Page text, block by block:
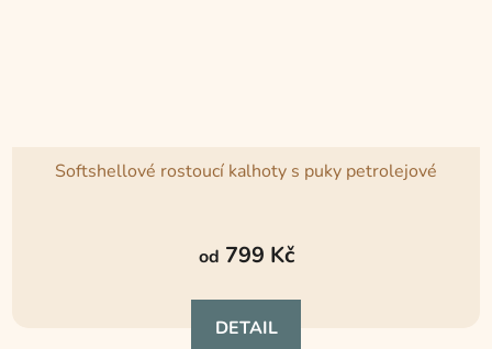
Softshellové rostoucí kalhoty s puky petrolejové
od 799 Kč
DETAIL